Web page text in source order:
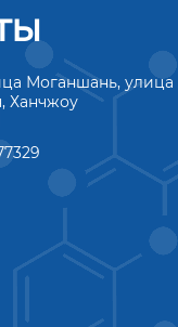
Моганшань, улица
Ханчжоу